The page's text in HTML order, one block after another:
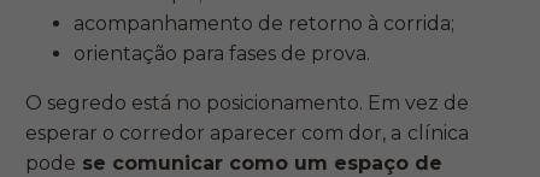
acompanhamento de retorno à corrida;
orientação para fases de prova.
O segredo está no posicionamento. Em vez de
esperar o corredor aparecer com dor, a clínica
pode se comunicar como um espaço de